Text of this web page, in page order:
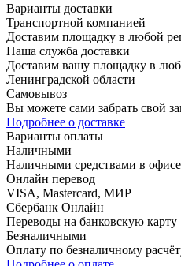
Варианты доставки
Транспортной компанией
Доставим площадку в любой
Наша служба доставки
Доставим вашу площадку в
Ленинградской области
Самовывоз
Вы можете сами забрать свой
Подробнее о доставке
Варианты оплаты
Наличными
Наличными средствами в
Онлайн перевод
VISA, Mastercard, МИР
Сбербанк Онлайн
Переводы на банковскую карту
Безналичными
Оплату по безналичному